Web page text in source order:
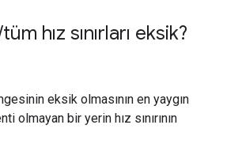
tüm hız sınırları eksik?
eksik olmasının en yaygın
olmayan bir yerin hız sınırının